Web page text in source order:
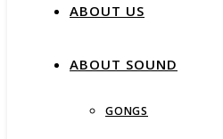
ABOUT US
ABOUT SOUND
GONGS